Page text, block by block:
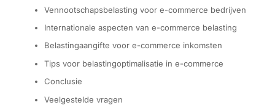
Vennootschapsbelasting voor e-commerce bedrijven
Internationale aspecten van e-commerce belasting
Belastingaangifte voor e-commerce inkomsten
Tips voor belastingoptimalisatie in e-commerce
Conclusie
Veelgestelde vragen